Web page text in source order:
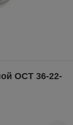
ОСТ 36-22-